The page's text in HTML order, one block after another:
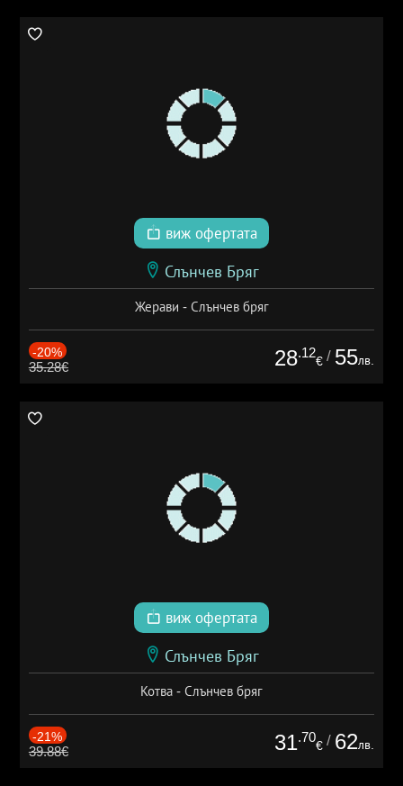
виж офертата
Слънчев Бряг
Жерави - Слънчев бряг
-20%
35.28€ 28.12
€ / 55лв.
виж офертата
Слънчев Бряг
Котва - Слънчев бряг
-21%
39.88€ 31.70
€ / 62лв.